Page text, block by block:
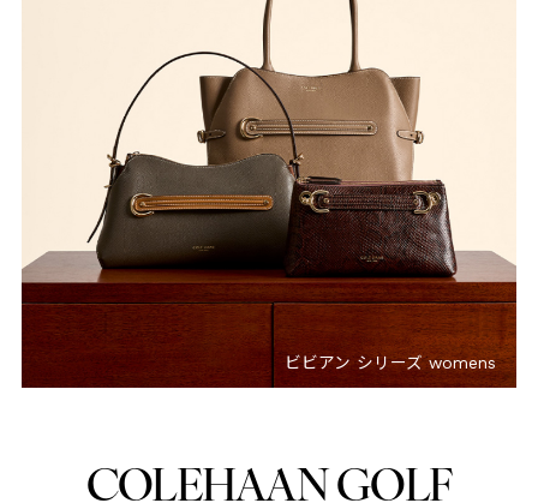
ビビアン シリーズ womens
COLEHAAN GOLF